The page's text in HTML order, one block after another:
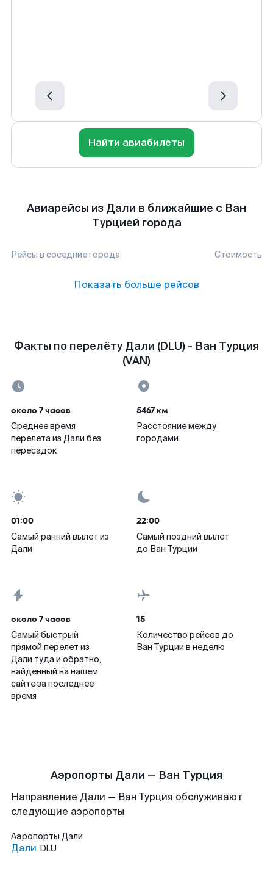
Найти авиабилеты
Авиарейсы из Дали в ближайшие с Ван
Турцией города
Рейсы в соседние города Стоимость
Показать больше рейсов
Факты по перелёту Дали (DLU) - Ван Турция
(VAN)
около 7 часов
Среднее время
перелета из Дали без
пересадок
5467 км
Расстояние между
городами
01:00
Самый ранний вылет из
Дали
22:00
Самый поздний вылет
до Ван Турции
около 7 часов
Самый быстрый
прямой перелет из
Дали туда и обратно,
найденный на нашем
сайте за последнее
время
15
Количество рейсов до
Ван Турции в неделю
Аэропорты Дали — Ван Турция
Направление Дали — Ван Турция обслуживают
следующие аэропорты
Аэропорты Дали
Дали DLU